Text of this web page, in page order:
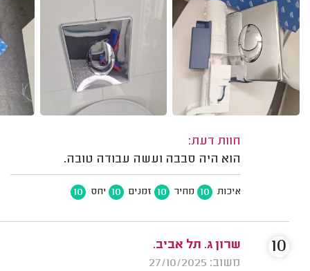
חוות דעת:
הוא היה סבבה ועשה עבודה טובה.
איכות 10 מחיר 10 זמנים 10 יחס 10
שרון ג. תל אביב.
משוב: 27/10/2025
10